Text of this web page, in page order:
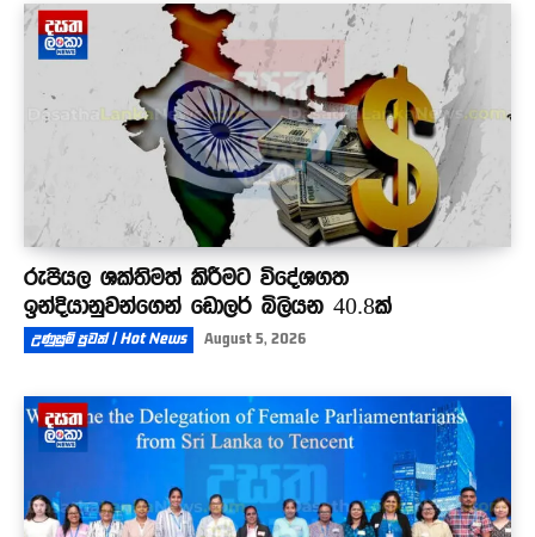
රුපියල ශක්තිමත් කිරීමට විදේශගත
ඉන්දියානුවන්ගෙන් ඩොලර් බිලියන 40.8ක්
උණුසුම් පුවත් | Hot News August 5, 2026